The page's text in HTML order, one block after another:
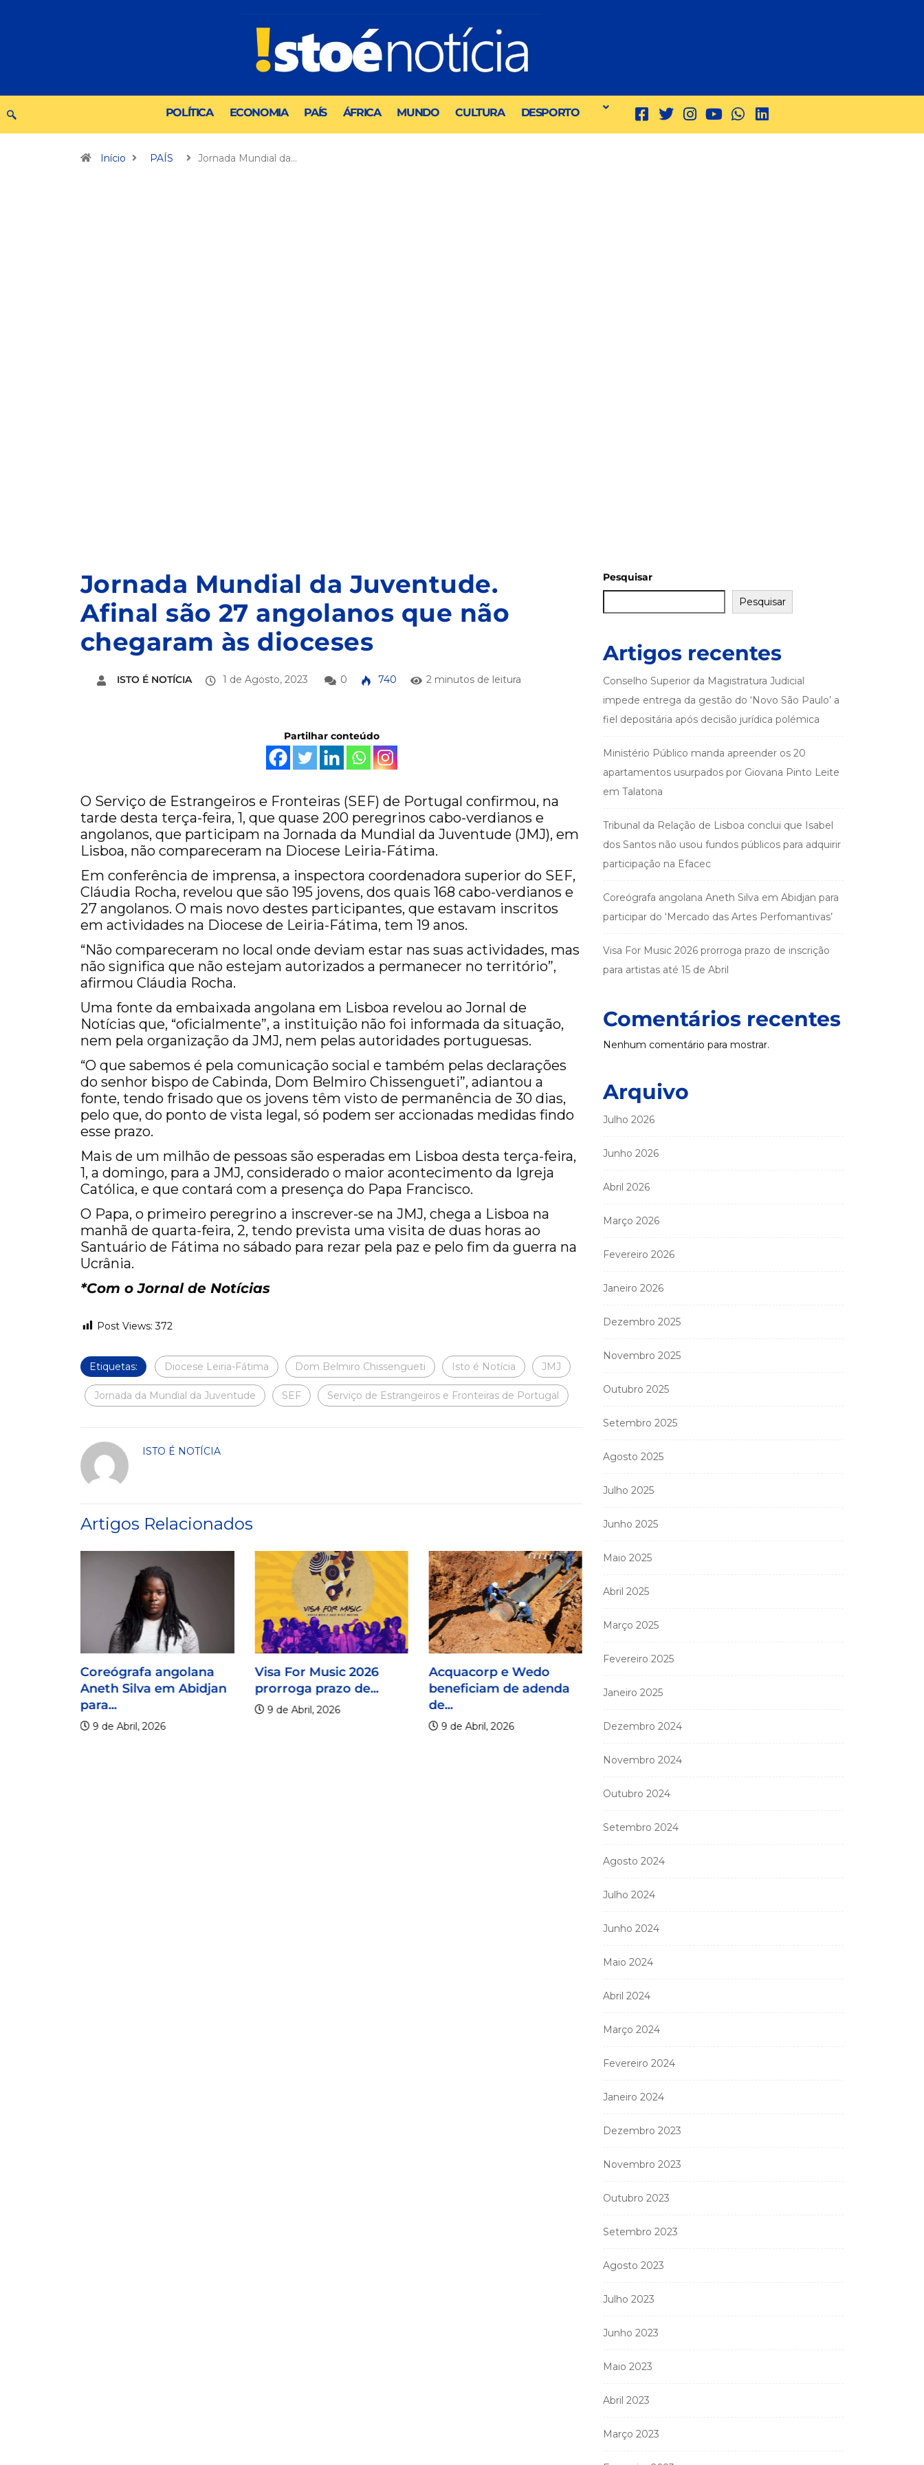
POLÍTICA ECONOMIA PAÍS ÁFRICA MUNDO CULTURA DESPORTO
Início PAÍS Jornada Mundial da…
Jornada Mundial da Juventude.
Afinal são 27 angolanos que não
chegaram às dioceses
ISTO É NOTÍCIA 1 de Agosto, 2023 0 740 2 minutos de leitura
Partilhar conteúdo
O Serviço de Estrangeiros e Fronteiras (SEF) de Portugal confirmou, na
tarde desta terça-feira, 1, que quase 200 peregrinos cabo-verdianos e
angolanos, que participam na Jornada da Mundial da Juventude (JMJ), em
Lisboa, não compareceram na Diocese Leiria-Fátima.
Em conferência de imprensa, a inspectora coordenadora superior do SEF,
Cláudia Rocha, revelou que são 195 jovens, dos quais 168 cabo-verdianos e
27 angolanos. O mais novo destes participantes, que estavam inscritos
em actividades na Diocese de Leiria-Fátima, tem 19 anos.
“Não compareceram no local onde deviam estar nas suas actividades, mas
não significa que não estejam autorizados a permanecer no território”,
afirmou Cláudia Rocha.
Uma fonte da embaixada angolana em Lisboa revelou ao Jornal de
Notícias que, “oficialmente”, a instituição não foi informada da situação,
nem pela organização da JMJ, nem pelas autoridades portuguesas.
“O que sabemos é pela comunicação social e também pelas declarações
do senhor bispo de Cabinda, Dom Belmiro Chissengueti”, adiantou a
fonte, tendo frisado que os jovens têm visto de permanência de 30 dias,
pelo que, do ponto de vista legal, só podem ser accionadas medidas findo
esse prazo.
Mais de um milhão de pessoas são esperadas em Lisboa desta terça-feira,
1, a domingo, para a JMJ, considerado o maior acontecimento da Igreja
Católica, e que contará com a presença do Papa Francisco.
O Papa, o primeiro peregrino a inscrever-se na JMJ, chega a Lisboa na
manhã de quarta-feira, 2, tendo prevista uma visita de duas horas ao
Santuário de Fátima no sábado para rezar pela paz e pelo fim da guerra na
Ucrânia.
*Com o Jornal de Notícias
Post Views: 372
Etiquetas: Diocese Leiria-Fátima Dom Belmiro Chissengueti Isto é Notícia JMJ
Jornada da Mundial da Juventude SEF Serviço de Estrangeiros e Fronteiras de Portugal
ISTO É NOTÍCIA
Artigos Relacionados
Coreógrafa angolana
Aneth Silva em Abidjan
para...
9 de Abril, 2026
Visa For Music 2026
prorroga prazo de...
9 de Abril, 2026
Acquacorp e Wedo
beneficiam de adenda
de...
9 de Abril, 2026
Ministério Público
apartamentos...
11 de Junho, 2026
Pesquisar
Pesquisar
Artigos recentes
Conselho Superior da Magistratura Judicial
impede entrega da gestão do ‘Novo São Paulo’ a
fiel depositária após decisão jurídica polémica
Ministério Público manda apreender os 20
apartamentos usurpados por Giovana Pinto Leite
em Talatona
Tribunal da Relação de Lisboa conclui que Isabel
dos Santos não usou fundos públicos para adquirir
participação na Efacec
Coreógrafa angolana Aneth Silva em Abidjan para
participar do ‘Mercado das Artes Perfomantivas’
Visa For Music 2026 prorroga prazo de inscrição
para artistas até 15 de Abril
Comentários recentes
Nenhum comentário para mostrar.
Arquivo
Julho 2026
Junho 2026
Abril 2026
Março 2026
Fevereiro 2026
Janeiro 2026
Dezembro 2025
Novembro 2025
Outubro 2025
Setembro 2025
Agosto 2025
Julho 2025
Junho 2025
Maio 2025
Abril 2025
Março 2025
Fevereiro 2025
Janeiro 2025
Dezembro 2024
Novembro 2024
Outubro 2024
Setembro 2024
Agosto 2024
Julho 2024
Junho 2024
Maio 2024
Abril 2024
Março 2024
Fevereiro 2024
Janeiro 2024
Dezembro 2023
Novembro 2023
Outubro 2023
Setembro 2023
Agosto 2023
Julho 2023
Junho 2023
Maio 2023
Abril 2023
Março 2023